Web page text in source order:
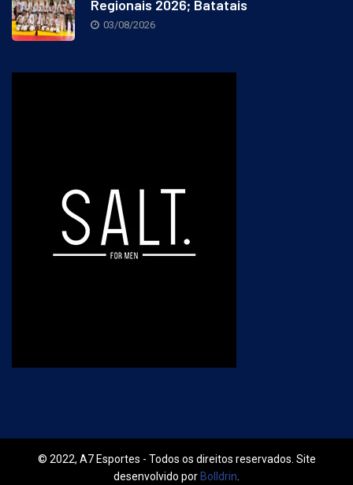
Regionais 2026; Batatais
03/08/2026
© 2022, A7 Esportes - Todos os direitos reservados. Site
desenvolvido por Bolldrin.